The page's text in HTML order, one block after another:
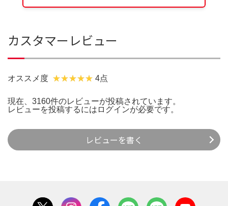
カスタマーレビュー
オススメ度 4点
現在、3160件のレビューが投稿されています。
レビューを投稿するには ログインが必要です。
レビューを書く